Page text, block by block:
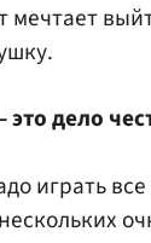
дело
играть